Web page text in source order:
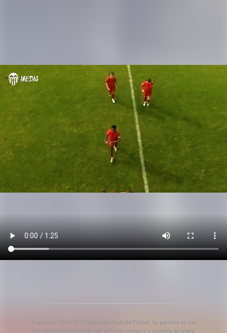
Copyright 2013-2025 Valencia Club de Fútbol. Se permite el uso
del contenido editorial del artículo siempre y cuando se haga